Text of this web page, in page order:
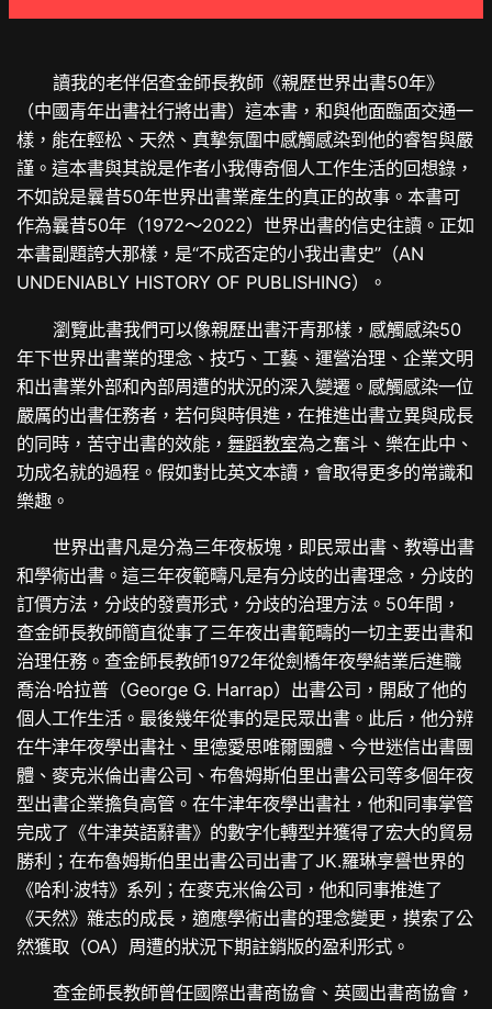
讀我的老伴侶查金師長教師《親歷世界出書50年》
（中國青年出書社行將出書）這本書，和與他面臨面交通一
樣，能在輕松、天然、真摯氛圍中感觸感染到他的睿智與嚴
謹。這本書與其說是作者小我傳奇個人工作生活的回想錄，
不如說是曩昔50年世界出書業產生的真正的故事。本書可
作為曩昔50年（1972～2022）世界出書的信史往讀。正如
本書副題誇大那樣，是“不成否定的小我出書史”（AN
UNDENIABLY HISTORY OF PUBLISHING）。
瀏覽此書我們可以像親歷出書汗青那樣，感觸感染50
年下世界出書業的理念、技巧、工藝、運營治理、企業文明
和出書業外部和內部周遭的狀況的深入變遷。感觸感染一位
嚴厲的出書任務者，若何與時俱進，在推進出書立異與成長
的同時，苦守出書的效能，舞蹈教室為之奮斗、樂在此中、
功成名就的過程。假如對比英文本讀，會取得更多的常識和
樂趣。
世界出書凡是分為三年夜板塊，即民眾出書、教導出書
和學術出書。這三年夜範疇凡是有分歧的出書理念，分歧的
訂價方法，分歧的發賣形式，分歧的治理方法。50年間，
查金師長教師簡直從事了三年夜出書範疇的一切主要出書和
治理任務。查金師長教師1972年從劍橋年夜學結業后進職
喬治·哈拉普（George G. Harrap）出書公司，開啟了他的
個人工作生活。最後幾年從事的是民眾出書。此后，他分辨
在牛津年夜學出書社、里德愛思唯爾團體、今世迷信出書團
體、麥克米倫出書公司、布魯姆斯伯里出書公司等多個年夜
型出書企業擔負高管。在牛津年夜學出書社，他和同事掌管
完成了《牛津英語辭書》的數字化轉型并獲得了宏大的貿易
勝利；在布魯姆斯伯里出書公司出書了JK.羅琳享譽世界的
《哈利·波特》系列；在麥克米倫公司，他和同事推進了
《天然》雜志的成長，適應學術出書的理念變更，摸索了公
然獲取（OA）周遭的狀況下期註銷版的盈利形式。
查金師長教師曾任國際出書商協會、英國出書商協會，